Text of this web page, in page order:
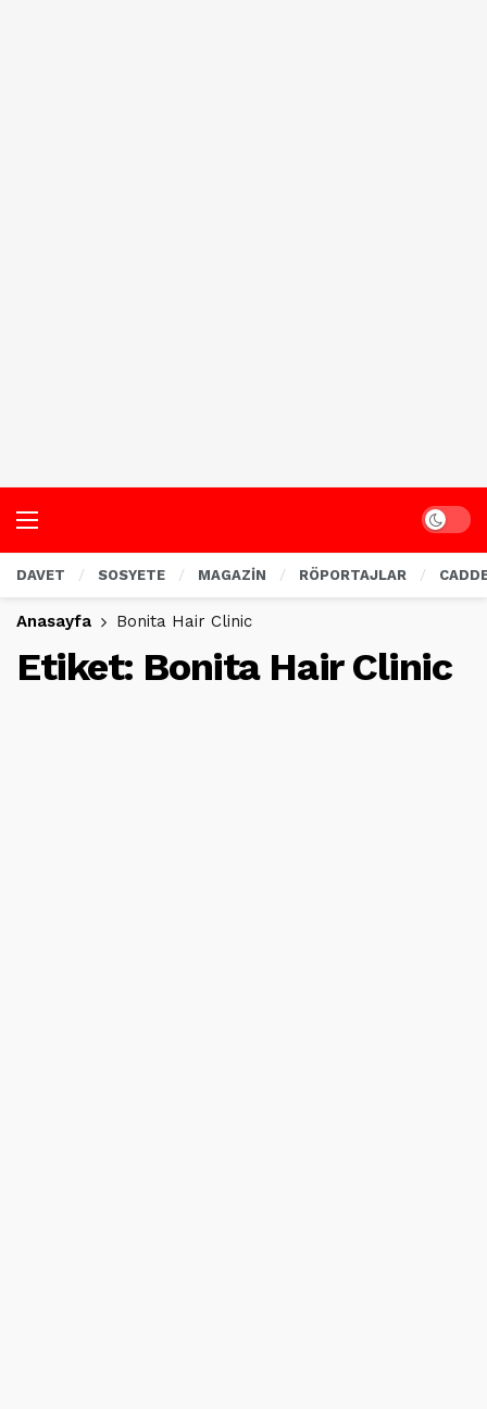
Dark
DAVET SOSYETE MAGAZİN RÖPORTAJLAR
Anasayfa Bonita Hair Clinic
Etiket: Bonita Hair Clinic